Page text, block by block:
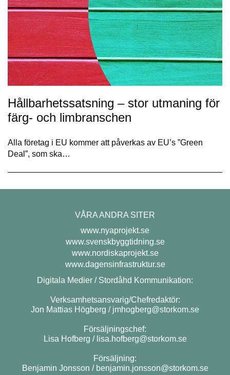
Hållbarhetssatsning – stor utmaning för
färg- och limbranschen
Alla företag i EU kommer att påverkas av EU’s ”Green
Deal”, som ska…
VÅRA ANDRA SITER
www.nyaprojekt.se
www.svenskbyggtidning.se
www.nordiskaprojekt.se
www.dagensinfrastruktur.se
Digitala Medier / Stordåhd Kommunikation:
Verksamhetsansvarig/Chefredaktör:
Jon Mattias Högberg / jmhogberg@storkom.se
Försäljningschef:
Lisa Hofberg / lisa.hofberg@storkom.se
Försäljning:
Benjamin Jonsson / benjamin.jonsson@storkom.se